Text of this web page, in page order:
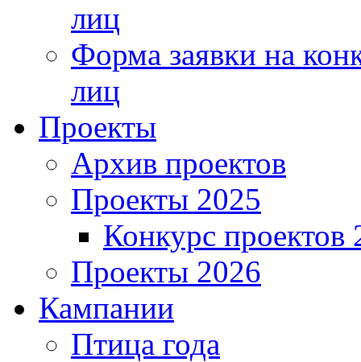
лиц
Форма заявки на
лиц
Проекты
Архив проектов
Проекты 2025
Конкурс проектов
Проекты 2026
Кампании
Птица года